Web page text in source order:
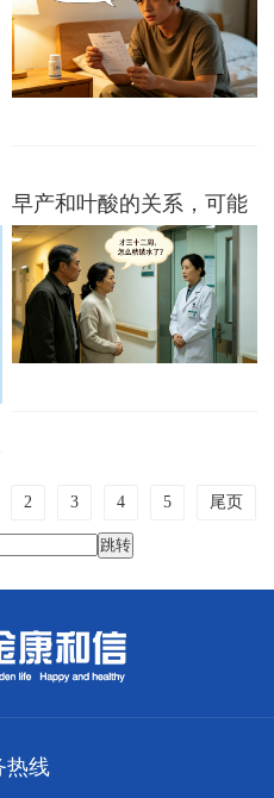
指标，或许是关键
早产和叶酸的关系，可能
跟你想的不一样
2 3 4 5 尾页
热线